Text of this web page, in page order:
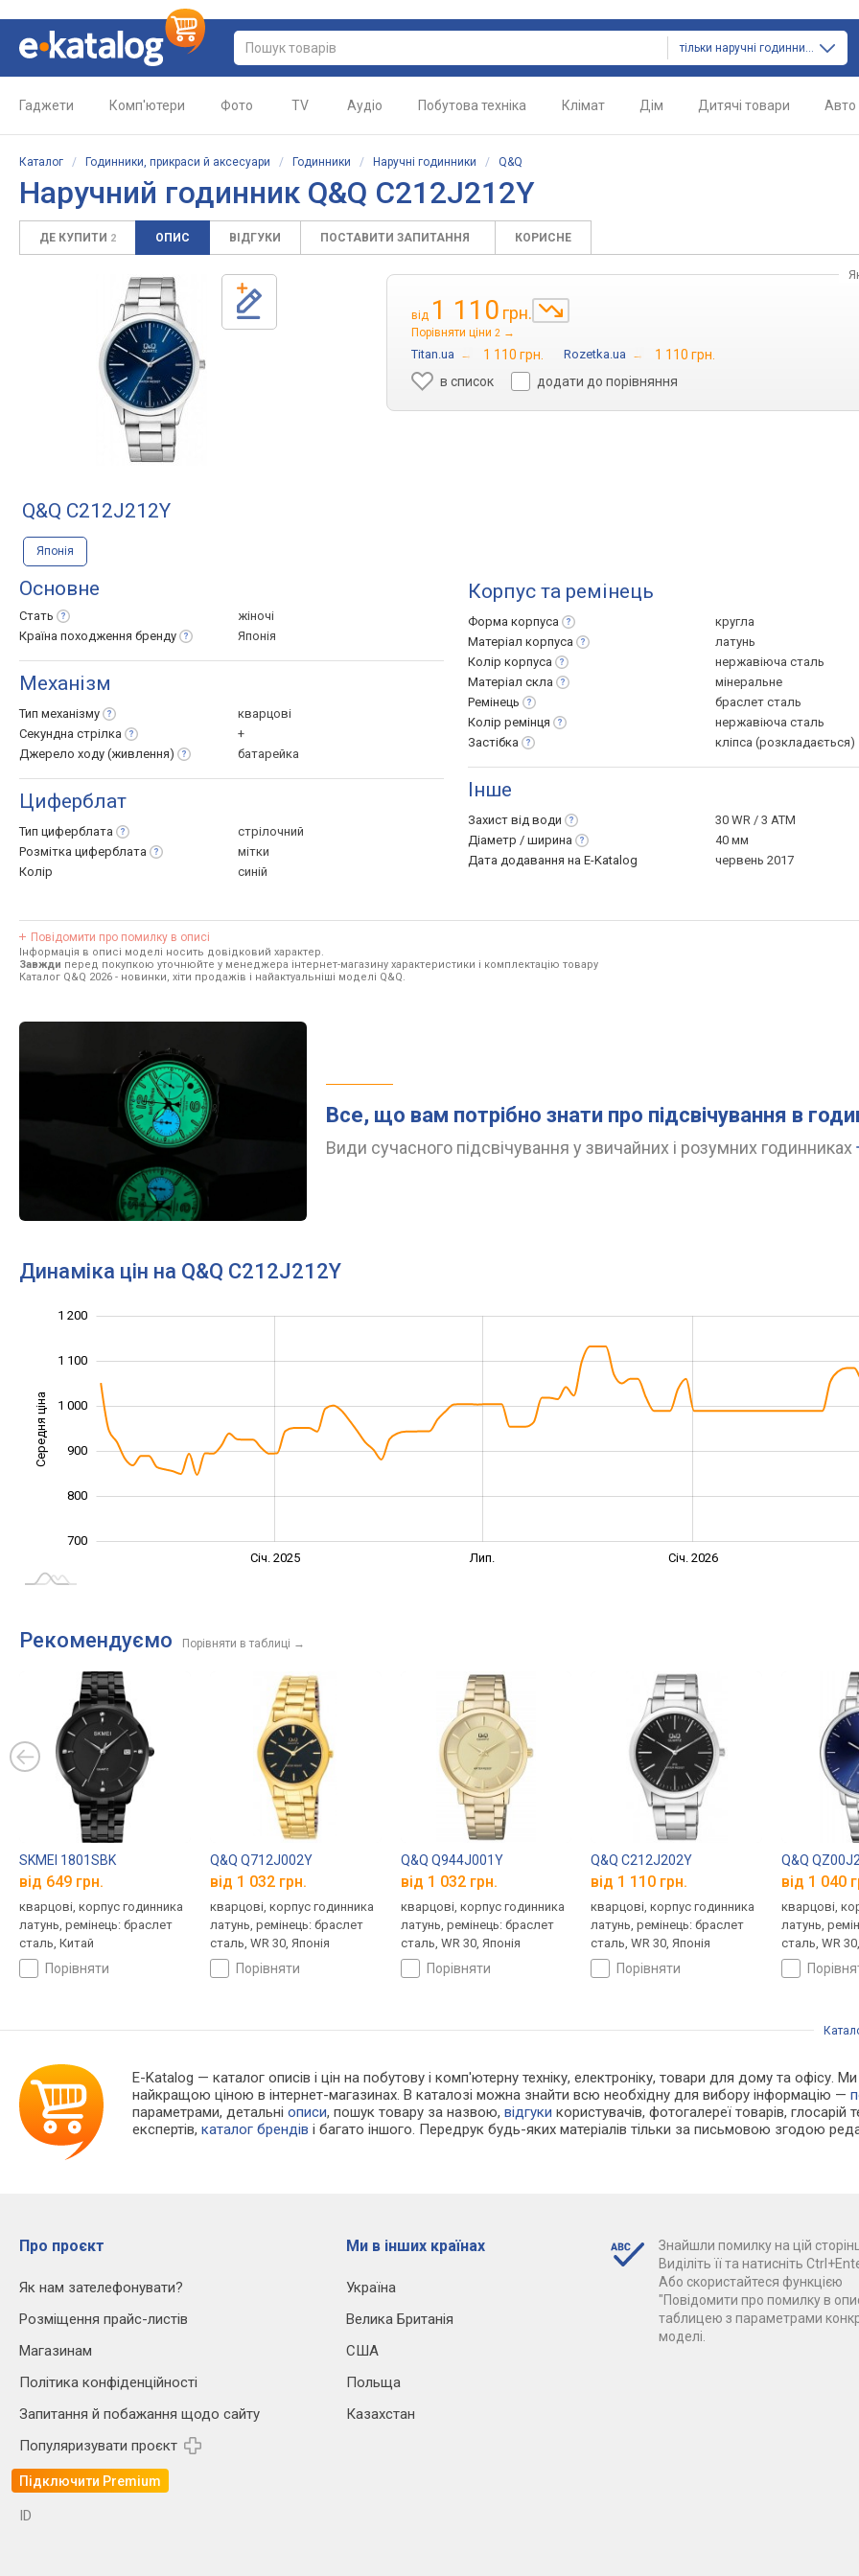
тільки наручні годинники
Гаджети Комп'ютери Фото TV Аудіо Побутова техніка Клімат Дім Дитячі товари Авто
Каталог / Годинники, прикраси й аксесуари / Годинники / Наручні годинники / Q&Q
Наручний годинник Q&Q C212J212Y
ДЕ КУПИТИ 2 ОПИС ВІДГУКИ ПОСТАВИТИ ЗАПИТАННЯ КОРИСНЕ
від 1 110 грн.
Порівняти ціни 2 →
Titan.ua → 1 110 грн. Rozetka.ua →
1 110 грн.
в список
додати до порівняння
Q&Q C212J212Y
Японія
Основне
Стать
жіночі
Країна походження бренду Японія
Механізм
Тип механізму
кварцові
Секундна стрілка
+
Джерело ходу (живлення) батарейка
Циферблат
Тип циферблата
стрілочний
Розмітка циферблата
мітки
Колір
синій
Корпус та ремінець
Форма корпуса
кругла
Матеріал корпуса
латунь
Колір корпуса
нержавіюча сталь
Матеріал скла
мінеральне
Ремінець
браслет сталь
Колір ремінця
нержавіюча сталь
Застібка
кліпса (розкладається)
Інше
Захист від води
30 WR / 3 ATM
Діаметр / ширина
40 мм
Дата додавання на E-Katalog
червень 2017
Повідомити про помилку в описі
Інформація в описі моделі носить довідковий характер.
Завжди перед покупкою уточнюйте у менеджера інтернет-магазину характеристики і комплектацію товару
Каталог Q&Q 2026 - новинки, хіти продажів і найактуальніші моделі Q&Q.
Все, що вам потрібно знати про підсвічування в
Види сучасного підсвічування у звичайних і розумних годинниках
Динаміка цін на Q&Q C212J212Y
Середня ціна
700
800
900
1 000
1 100
1 200
Січ. 2025 Лип. Січ. 2026
Рекомендуємо Порівняти в таблиці →
SKMEI 1801SBK
від 649 грн.
кварцові, корпус годинника
латунь, ремінець: браслет
сталь, Китай
порівняти
Q&Q Q712J002Y
від 1 032 грн.
кварцові, корпус годинника
латунь, ремінець: браслет
сталь, WR 30, Японія
порівняти
Q&Q Q944J001Y
від 1 032 грн.
кварцові, корпус годинника
латунь, ремінець: браслет
сталь, WR 30, Японія
порівняти
Q&Q C212J202Y
від 1 110 грн.
кварцові, корпус годинника
латунь, ремінець: браслет
сталь, WR 30, Японія
порівняти
Q&Q
від 1 040
кварцові,
латунь,
сталь, WR
E-Katalog — каталог описів і цін на побутову і комп'ютерну техніку, електроніку, товари для дому та офісу.
найкращою ціною в інтернет-магазинах. В каталозі можна знайти всю необхідну для вибору інформацію —
параметрами, детальніописи, пошук товару за назвою,відгуки користувачів, фотогалереї товарів, глосарій
експертів,каталог брендів і багато іншого. Передрук будь-яких матеріалів тільки за письмовою згодою
Про проєкт
Як нам зателефонувати?
Розміщення прайс-листів
Магазинам
Політика конфіденційності
Запитання й побажання щодо сайту
Популяризувати проєкт
Підключити Premium
Ми в інших країнах
Україна
Велика Британія
США
Польща
Казахстан
Знайшли помилку на цій
Виділіть її та натисніть
Або скористайтеся функцією
"Повідомити про помилку в
таблицею з параметрами
моделі.
ID